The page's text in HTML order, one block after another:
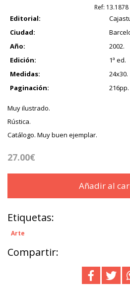
Ref: 13.1878
Editorial:
Ciudad:
Año:
2002.
Edición:
1ª ed.
Medidas:
24x30.
Paginación:
216pp.
Muy ilustrado.
Rústica.
Catálogo. Muy buen ejemplar.
27.00€
Añadir al
Etiquetas:
Arte
Compartir: